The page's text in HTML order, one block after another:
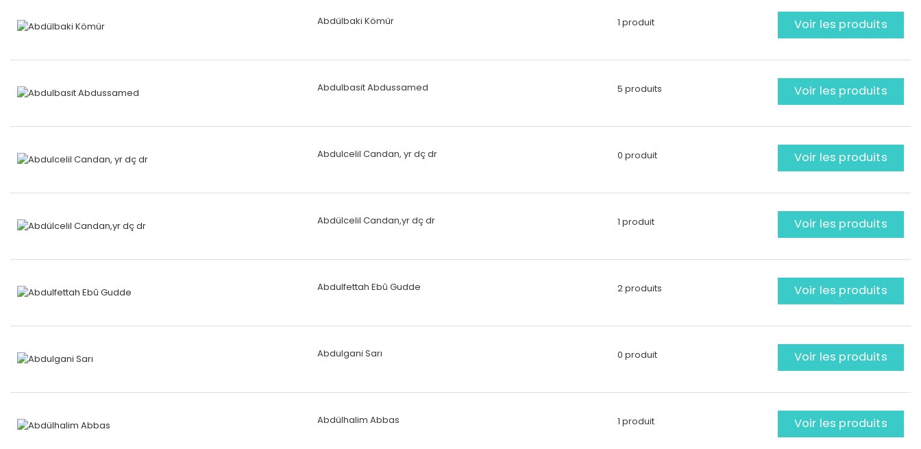
Abdülbaki Kömür 1 produit Voir les produits
Abdulbasit Abdussamed 5 produits Voir les produits
Abdulcelil Candan, yr dç dr 0 produit Voir les produits
Abdülcelil Candan,yr dç dr 1 produit Voir les produits
Abdulfettah Ebû Gudde 2 produits Voir les produits
Abdulgani Sarı 0 produit Voir les produits
Abdülhalim Abbas 1 produit Voir les produits